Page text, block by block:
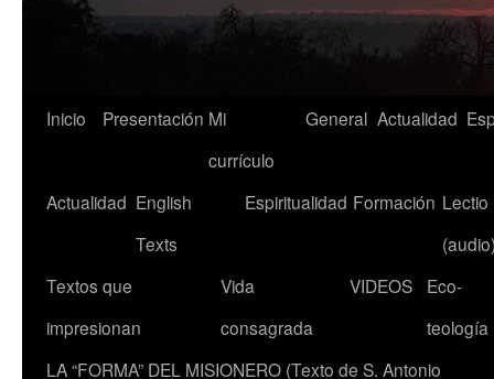
Inicio Presentación Mi
currículo
General Actualidad
Actualidad English
Texts
Espiritualidad Formación Lectio
Textos que
impresionan
Vida
consagrada
VIDEOS
Eco-
teología
LA “FORMA” DEL MISIONERO (Texto de S. Antonio